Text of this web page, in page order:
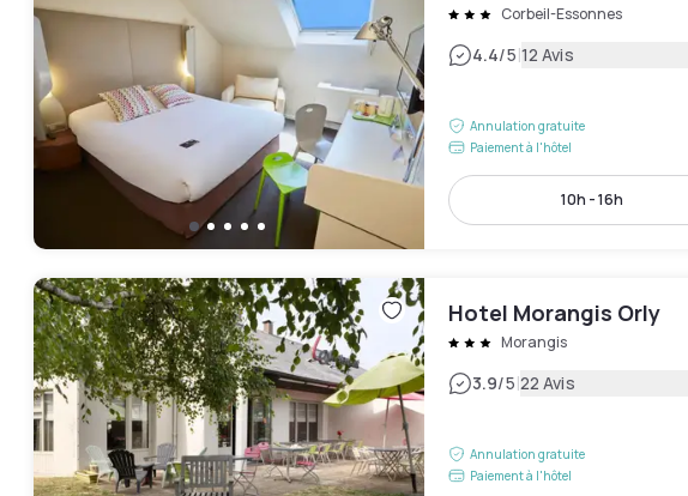
Corbeil-Essonnes
4.4/5|12 Avis
Annulation gratuite
Paiement à l'hôtel
10h - 16h
Hotel Morangis Orly
Morangis
3.9/5|22 Avis
Annulation gratuite
Paiement à l'hôtel